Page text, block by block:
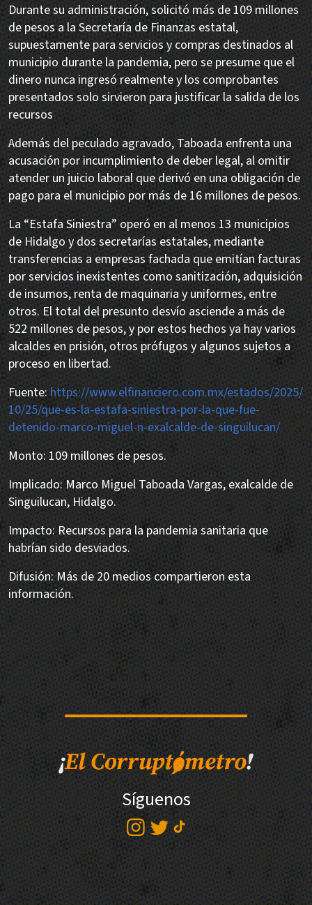
Durante su administración, solicitó más de 109 millones
de pesos a la Secretaría de Finanzas estatal,
supuestamente para servicios y compras destinados al
municipio durante la pandemia, pero se presume que el
dinero nunca ingresó realmente y los comprobantes
presentados solo sirvieron para justificar la salida de los
recursos
Además del peculado agravado, Taboada enfrenta una
acusación por incumplimiento de deber legal, al omitir
atender un juicio laboral que derivó en una obligación de
pago para el municipio por más de 16 millones de pesos.
La “Estafa Siniestra” operó en al menos 13 municipios
de Hidalgo y dos secretarías estatales, mediante
transferencias a empresas fachada que emitían facturas
por servicios inexistentes como sanitización, adquisición
de insumos, renta de maquinaria y uniformes, entre
otros. El total del presunto desvío asciende a más de
522 millones de pesos, y por estos hechos ya hay varios
alcaldes en prisión, otros prófugos y algunos sujetos a
proceso en libertad.
Fuente:https://www.elfinanciero.com.mx/estados/2025/
10/25/que-es-la-estafa-siniestra-por-la-que-fue-
detenido-marco-miguel-n-exalcalde-de-singuilucan/
Monto: 109 millones de pesos.
Implicado: Marco Miguel Taboada Vargas, exalcalde de
Singuilucan, Hidalgo.
Impacto: Recursos para la pandemia sanitaria que
habrían sido desviados.
Difusión: Más de 20 medios compartieron esta
información.
Síguenos